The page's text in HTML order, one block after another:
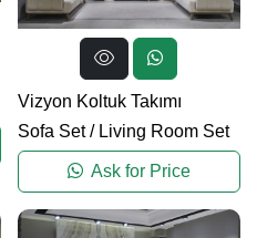
Vizyon Koltuk Takımı
Sofa Set/ Living Room Set
Ask for Price